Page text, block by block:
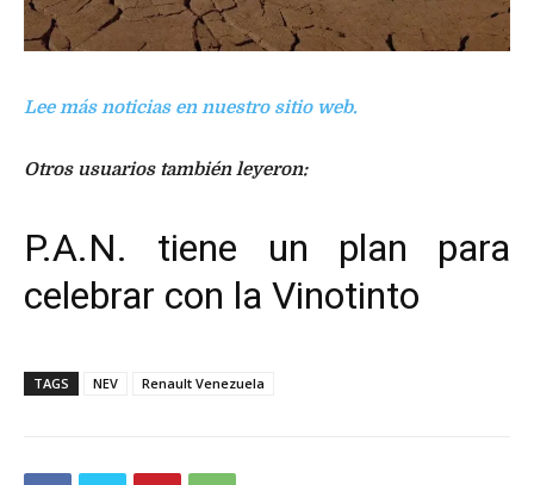
Lee más noticias en nuestro sitio web.
Otros usuarios también leyeron:
P.A.N. tiene un plan para
celebrar con la Vinotinto
TAGS NEV Renault Venezuela